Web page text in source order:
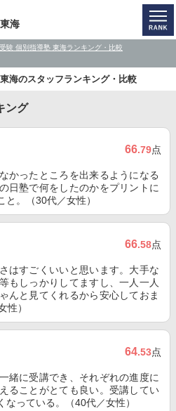
海
験 個別指導塾 東海ランキング・比較
海のスタッフランキング・比較
ング
66.79点
かったところを出来るようになる
日塾で何をしたのかをプリントに
。（30代／女性）
66.58点
はすごくいいと思います。大手な
もしっかりしてますし、一人一人
んと見てくれるから安心しておま
性）
64.53点
緒に受講でき、それぞれの進度に
ることがとても良い。受講してい
っている。（40代／女性）